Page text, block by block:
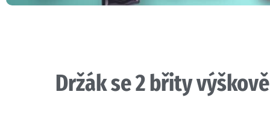
Držák se 2 břity